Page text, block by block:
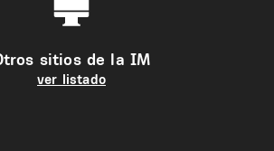
sitios de la IM
ver listado